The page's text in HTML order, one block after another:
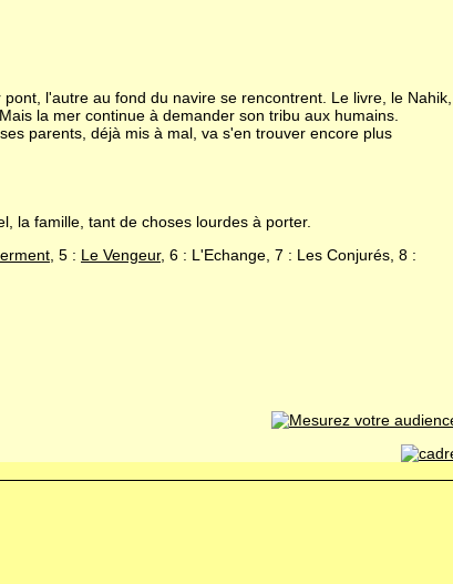
l'autre au fond du navire se rencontrent. Le livre, le Nahik,
la mer continue à demander son tribu aux humains.
parents, déjà mis à mal, va s'en trouver encore plus
la famille, tant de choses lourdes à porter.
, 5 : Le Vengeur, 6 : L'Echange, 7 : Les Conjurés, 8 :